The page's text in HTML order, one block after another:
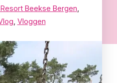
Beekse Bergen
Vloggen